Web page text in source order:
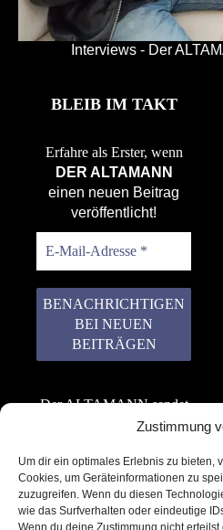
Zustimmung
Um dir ein optimales Erlebnis zu bieten,
Cookies, um Geräteinformationen zu
zuzugreifen. Wenn du diesen
wie das Surfverhalten oder eindeutige
Wenn du deine Zustimmung nicht
Interviews - Der
BLEIB IM TAKT
Erfahre als Erster, wenn
DER ALTAMANN
einen neuen Beitrag
veröffentlicht!
Der ALTAMANN sendet
keinen Spam! Er gibt
weiter. Erfahre mehr in
unserer
Datenschutzerklärung.